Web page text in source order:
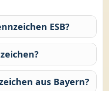
ESB?
aus Bayern?